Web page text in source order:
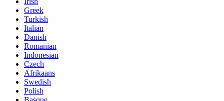
Greek
Turkish
Italian
Danish
Romanian
Indonesian
Czech
Afrikaans
Swedish
Polish